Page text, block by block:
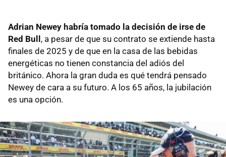
Adrian Newey habría tomado la decisión de irse de
Red Bull , a pesar de que su contrato se extiende hasta
finales de 2025 y de que en la casa de las bebidas
energéticas no tienen constancia del adiós del
británico. Ahora la gran duda es qué tendrá pensado
Newey de cara a su futuro. A los 65 años, la jubilación
es una opción.